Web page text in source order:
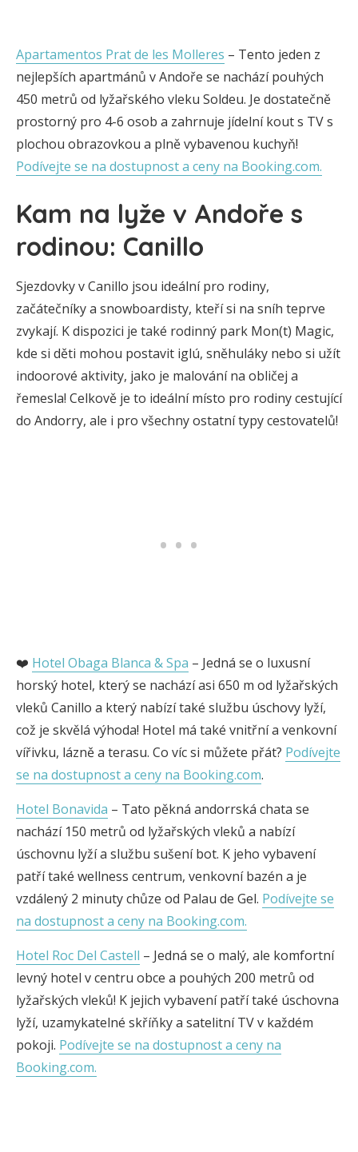
Apartamentos Prat de les Molleres – Tento jeden z
nejlepších apartmánů v Andoře se nachází pouhých
450 metrů od lyžařského vleku Soldeu. Je dostatečně
prostorný pro 4-6 osob a zahrnuje jídelní kout s TV s
plochou obrazovkou a plně vybavenou kuchyň!
Podívejte se na dostupnost a ceny na Booking.com.
Kam na lyže v Andoře s
rodinou: Canillo
Sjezdovky v Canillo jsou ideální pro rodiny,
začátečníky a snowboardisty, kteří si na sníh teprve
zvykají. K dispozici je také rodinný park Mon(t) Magic,
kde si děti mohou postavit iglú, sněhuláky nebo si užít
indoorové aktivity, jako je malování na obličej a
řemesla! Celkově je to ideální místo pro rodiny cestující
do Andorry, ale i pro všechny ostatní typy cestovatelů!
❤️ Hotel Obaga Blanca & Spa – Jedná se o luxusní
horský hotel, který se nachází asi 650 m od lyžařských
vleků Canillo a který nabízí také službu úschovy lyží,
což je skvělá výhoda! Hotel má také vnitřní a venkovní
vířivku, lázně a terasu. Co víc si můžete přát? Podívejte
se na dostupnost a ceny na Booking.com.
Hotel Bonavida – Tato pěkná andorrská chata se
nachází 150 metrů od lyžařských vleků a nabízí
úschovnu lyží a službu sušení bot. K jeho vybavení
patří také wellness centrum, venkovní bazén a je
vzdálený 2 minuty chůze od Palau de Gel. Podívejte se
na dostupnost a ceny na Booking.com.
Hotel Roc Del Castell – Jedná se o malý, ale komfortní
levný hotel v centru obce a pouhých 200 metrů od
lyžařských vleků! K jejich vybavení patří také úschovna
lyží, uzamykatelné skříňky a satelitní TV v každém
pokoji. Podívejte se na dostupnost a ceny na
Booking.com.